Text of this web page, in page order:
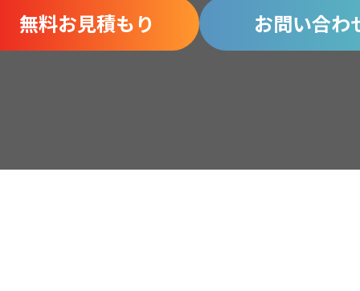
無料お見積もり お問い合わ